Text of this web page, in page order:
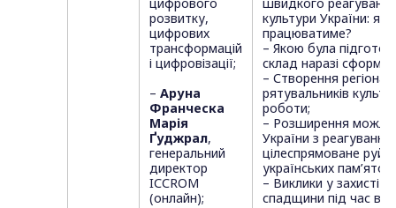
розвитку,
цифрових
трансформацій
і цифровізації;
– Аруна
Франческа
Марія
Ґуджрал,
генеральний
директор
ICCROM
(онлайн);
культури України: як
працюватиме?
– Якою була
склад наразі
– Створення
рятувальників
роботи;
– Розширення
України з реагування
цілеспрямоване
українських пам’яток;
– Виклики у захисті
спадщини під час